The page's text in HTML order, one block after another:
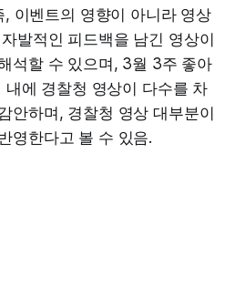
, 이벤트의 영향이 아니라 영상
발적인 피드백을 남긴 영상이
석할 수 있으며, 3월 3주 좋아
내에 경찰청 영상이 다수를 차
안하며, 경찰청 영상 대부분이
영한다고 볼 수 있음.